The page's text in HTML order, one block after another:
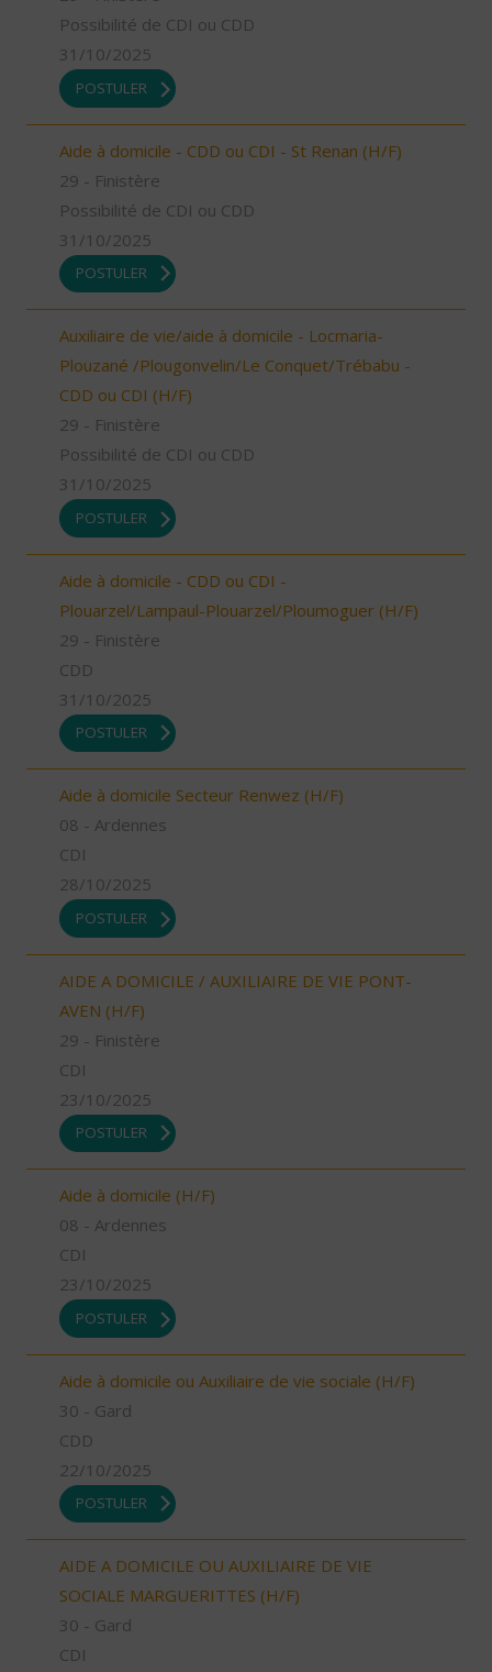
Possibilité de CDI ou CDD
31/10/2025
POSTULER
Aide à domicile - CDD ou CDI - St Renan (H/F)
29 - Finistère
Possibilité de CDI ou CDD
31/10/2025
POSTULER
Auxiliaire de vie/aide à domicile - Locmaria-
Plouzané /Plougonvelin/Le Conquet/Trébabu -
CDD ou CDI (H/F)
29 - Finistère
Possibilité de CDI ou CDD
31/10/2025
POSTULER
Aide à domicile - CDD ou CDI -
Plouarzel/Lampaul-Plouarzel/Ploumoguer (H/F)
29 - Finistère
CDD
31/10/2025
POSTULER
Aide à domicile Secteur Renwez (H/F)
08 - Ardennes
CDI
28/10/2025
POSTULER
AIDE A DOMICILE / AUXILIAIRE DE VIE PONT-
AVEN (H/F)
29 - Finistère
CDI
23/10/2025
POSTULER
Aide à domicile (H/F)
08 - Ardennes
CDI
23/10/2025
POSTULER
Aide à domicile ou Auxiliaire de vie sociale (H/F)
30 - Gard
CDD
22/10/2025
POSTULER
AIDE A DOMICILE OU AUXILIAIRE DE VIE
SOCIALE MARGUERITTES (H/F)
30 - Gard
CDI